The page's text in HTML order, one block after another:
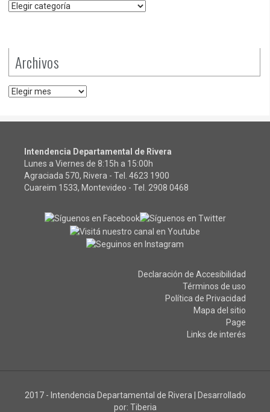
Categorías
Archivos
Archivos
Intendencia Departamental de Rivera
Lunes a Viernes de 8:15h a 15:00h
Agraciada 570, Rivera - Tel. 4623 1900
Cuareim 1533, Montevideo - Tel. 2908 0468
Declaración de Accesibilidad
Términos de uso
Política de Privacidad
Mapa del sitio
Page
Links de interés
2017 - Intendencia Departamental de Rivera
Desarrollado
por: Tiberia